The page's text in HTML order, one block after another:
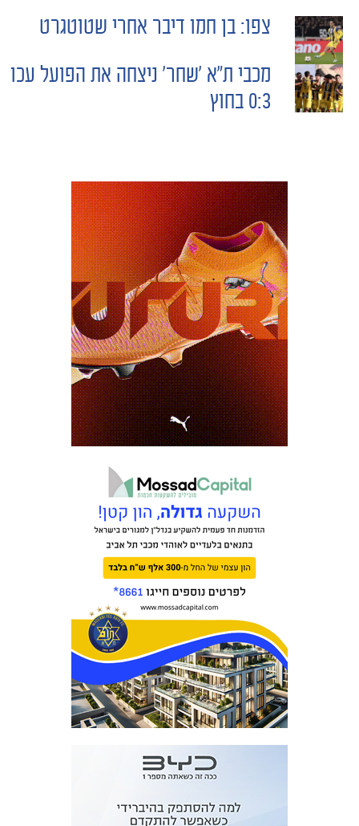
משחקים
ותוצאות
POST
NAVIGATION
צפו: בן חמו דיבר אחרי שטוטגרט
מכבי ת״א ׳שחר׳ ניצחה את הפועל עכו
0:3 בחוץ